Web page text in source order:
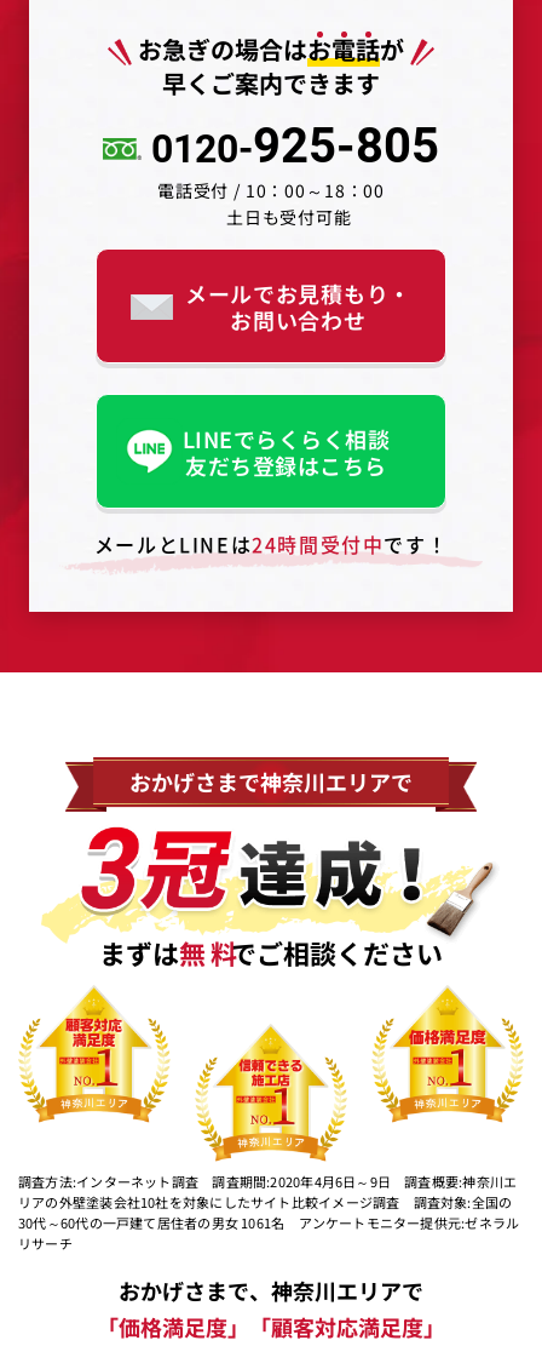
お急ぎの場合はお電話が
早くご案内できます
0120-925-805
電話受付 / 10：00～18：00
土日も受付可能
メールでお見積もり・
お問い合わせ
LINEでらくらく相談
友だち登録はこちら
メールとLINEは24時間受付中です！
おかげさまで神奈川エリアで
まずは無料でご相談ください
調査方法:インターネット調査 調査期間:2020年4月6日～9日 調査概要:神奈川エ
リアの外壁塗装会社10社を対象にしたサイト比較イメージ調査 調査対象:全国の
30代～60代の一戸建て居住者の男女 1061名 アンケートモニター提供元:ゼネラル
リサーチ
おかげさまで、神奈川エリアで
「価格満足度」「顧客対応満足度」